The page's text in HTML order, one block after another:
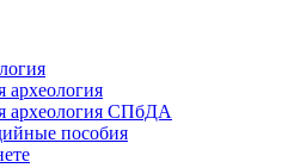
археология
археология СПбДА
пособия